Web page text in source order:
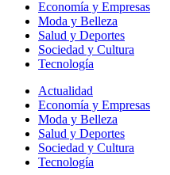
Economía y Empresas
Moda y Belleza
Salud y Deportes
Sociedad y Cultura
Tecnología
Actualidad
Economía y Empresas
Moda y Belleza
Salud y Deportes
Sociedad y Cultura
Tecnología